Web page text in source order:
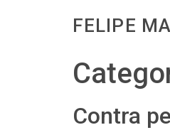
FELIPE
Contra